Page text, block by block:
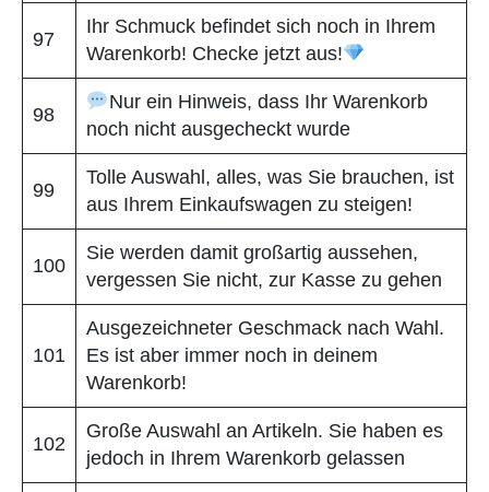
97
Ihr Schmuck befindet sich noch in Ihrem
Warenkorb! Checke jetzt aus!
98
Nur ein Hinweis, dass Ihr Warenkorb
noch nicht ausgecheckt wurde
99
Tolle Auswahl, alles, was Sie brauchen, ist
aus Ihrem Einkaufswagen zu steigen!
100
Sie werden damit großartig aussehen,
vergessen Sie nicht, zur Kasse zu gehen
101
Ausgezeichneter Geschmack nach Wahl.
Es ist aber immer noch in deinem
Warenkorb!
102
Große Auswahl an Artikeln. Sie haben es
jedoch in Ihrem Warenkorb gelassen